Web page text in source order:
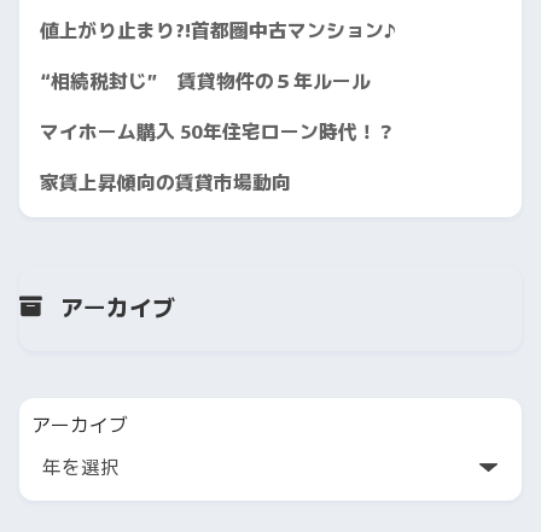
値上がり止まり?!首都圏中古マンション♪
“相続税封じ” 賃貸物件の５年ルール
マイホーム購入 50年住宅ローン時代！？
家賃上昇傾向の賃貸市場動向
アーカイブ
アーカイブ